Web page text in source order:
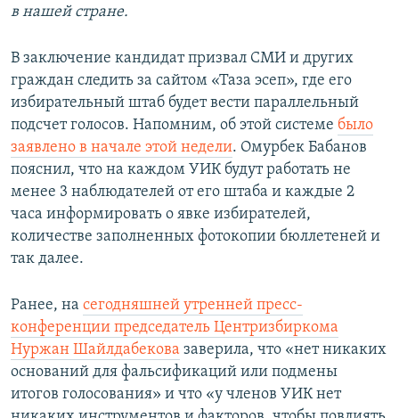
в нашей стране.
В заключение кандидат призвал СМИ и других
граждан следить за сайтом «Таза эсеп», где его
избирательный штаб будет вести параллельный
подсчет голосов. Напомним, об этой системе было
заявлено в начале этой недели. Омурбек Бабанов
пояснил, что на каждом УИК будут работать не
менее 3 наблюдателей от его штаба и каждые 2
часа информировать о явке избирателей,
количестве заполненных фотокопии бюллетеней и
так далее.
Ранее, на сегодняшней утренней пресс-
конференции председатель Центризбиркома
Нуржан Шайлдабекова заверила, что «нет никаких
оснований для фальсификаций или подмены
итогов голосования» и что «у членов УИК нет